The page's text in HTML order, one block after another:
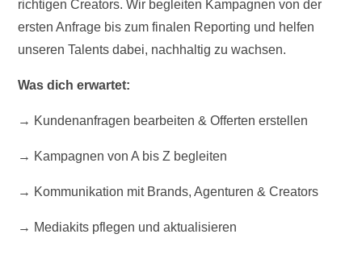
richtigen Creators. Wir begleiten Kampagnen von der
ersten Anfrage bis zum finalen Reporting und helfen
unseren Talents dabei, nachhaltig zu wachsen.
Was dich erwartet:
→ Kundenanfragen bearbeiten & Offerten erstellen
→ Kampagnen von A bis Z begleiten
→ Kommunikation mit Brands, Agenturen & Creators
→ Mediakits pflegen und aktualisieren